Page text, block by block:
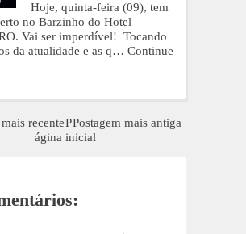
Hoje, quinta-feira (09), tem
no Barzinho do Hotel
Vai ser imperdível! Tocando
da atualidade e as q… Continue
recente Postagem mais antiga
P
ágina inicial